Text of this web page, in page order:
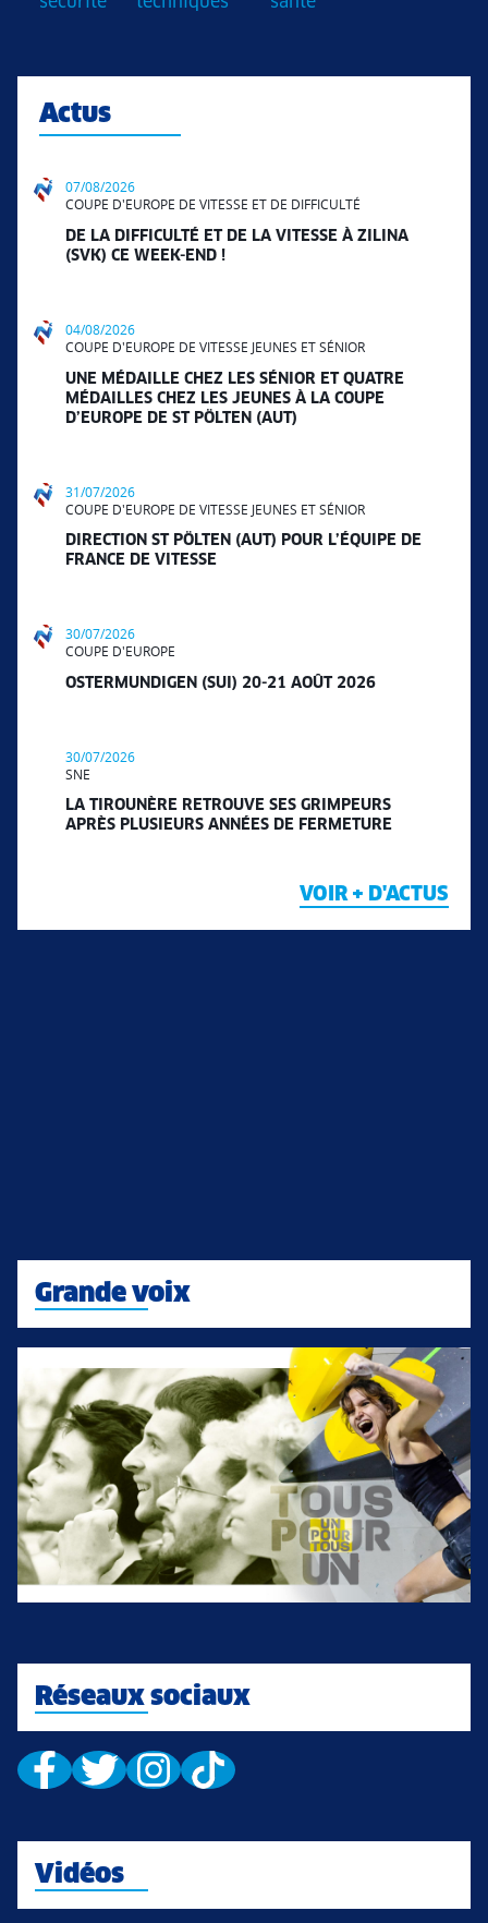
Actus
07/08/2026
COUPE D'EUROPE DE VITESSE ET DE DIFFICULTÉ
DE LA DIFFICULTÉ ET DE LA VITESSE À ZILINA
(SVK) CE WEEK-END !
04/08/2026
COUPE D'EUROPE DE VITESSE JEUNES ET SÉNIOR
UNE MÉDAILLE CHEZ LES SÉNIOR ET QUATRE
MÉDAILLES CHEZ LES JEUNES À LA COUPE
D’EUROPE DE ST PÖLTEN (AUT)
31/07/2026
COUPE D'EUROPE DE VITESSE JEUNES ET SÉNIOR
DIRECTION ST PÖLTEN (AUT) POUR L’ÉQUIPE DE
FRANCE DE VITESSE
30/07/2026
COUPE D'EUROPE
OSTERMUNDIGEN (SUI) 20-21 AOÛT 2026
30/07/2026
SNE
LA TIROUNÈRE RETROUVE SES GRIMPEURS
APRÈS PLUSIEURS ANNÉES DE FERMETURE
VOIR + D'ACTUS
Grande voix
Réseaux sociaux
Vidéos